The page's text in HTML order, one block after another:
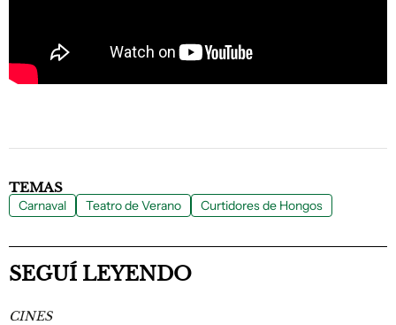
TEMAS
Carnaval Teatro de Verano Curtidores de Hongos
SEGUÍ LEYENDO
CINES